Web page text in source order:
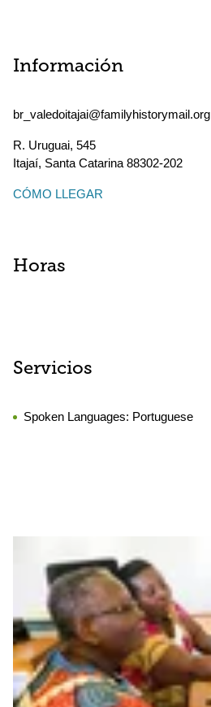
Información
br_valedoitajai@familyhistorymail.org
R. Uruguai, 545
Itajaí, Santa Catarina 88302-202
CÓMO LLEGAR
Horas
Servicios
Spoken Languages: Portuguese